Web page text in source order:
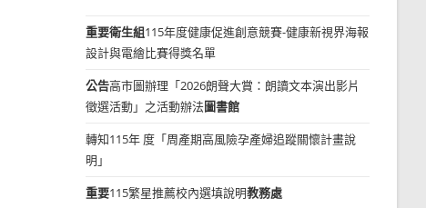
重要衛生組115年度健康促進創意競賽-健康新視界海報
設計與電繪比賽得獎名單
公告高市圖辦理「2026朗聲大賞：朗讀文本演出影片
徵選活動」之活動辦法圖書館
轉知115年 度「周產期高風險孕產婦追蹤關懷計畫說
明」
重要115繁星推薦校內選填說明教務處